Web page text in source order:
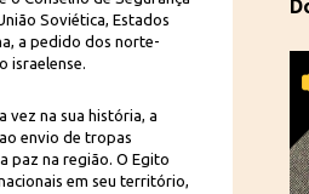
Soviética, Estados
a pedido dos norte-
israelense.
vez na sua história, a
envio de tropas
paz na região. O Egito
em seu território,